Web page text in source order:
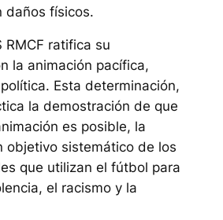
daños físicos.
RMCF ratifica su
la animación pacífica,
Esta determinación,
la demostración de que
es posible, la
objetivo sistemático de los
que utilizan el fútbol para
el racismo y la